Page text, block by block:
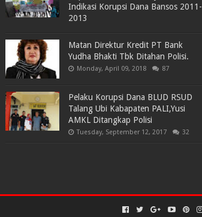
Indikasi Korupsi Dana Bansos 2011-
2013
Matan Direktur Kredit PT Bank
Yudha Bhakti Tbk Ditahan Polisi.
Monday, April 09, 2018 87
Pelaku Korupsi Dana BLUD RSUD
Talang Ubi Kabapaten PALI,Yusi
AMKL Ditangkap Polisi
Tuesday, September 12, 2017 32